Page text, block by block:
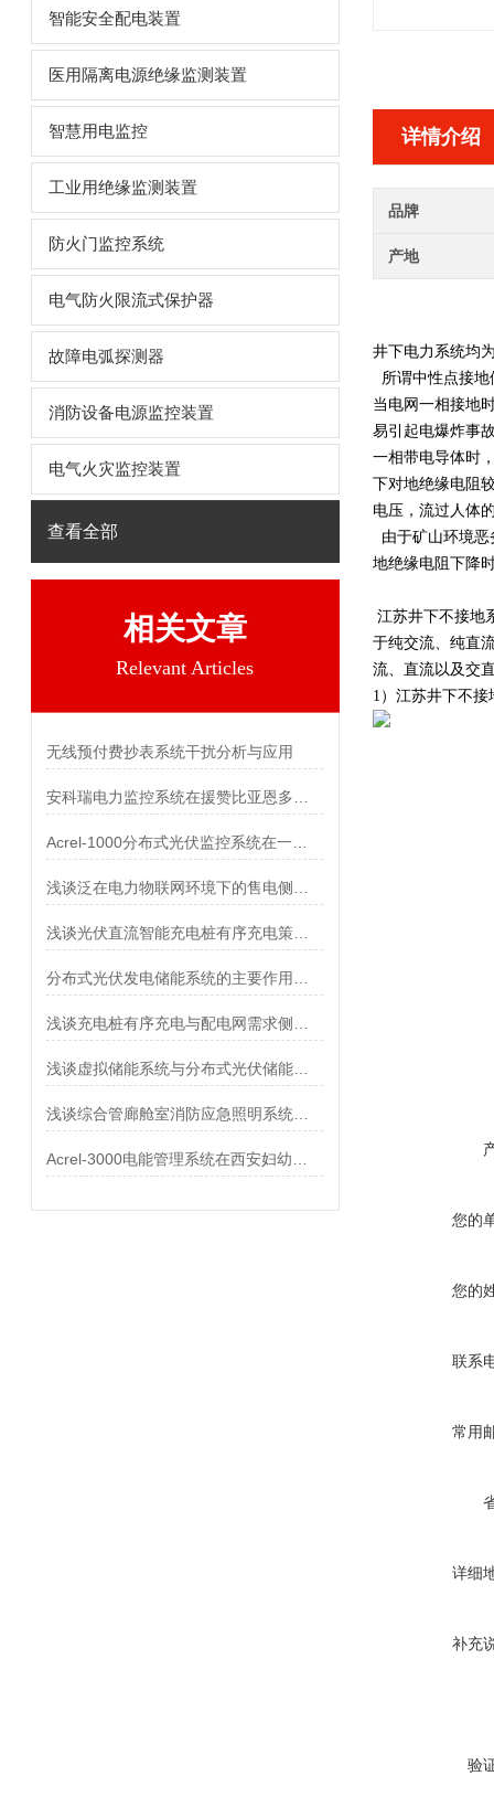
智能安全配电装置
医用隔离电源绝缘监测装置
智慧用电监控
工业用绝缘监测装置
防火门监控系统
电气防火限流式保护器
故障电弧探测器
消防设备电源监控装置
电气火灾监控装置
查看全部
相关文章
Relevant Articles
无线预付费抄表系统干扰分析与应用
详情介绍
品牌
产地
井下电力系统均
所谓中性点接地
当电网一相接地
易引起电爆炸事
一相带电导体时
下对地绝缘电阻
电压，流过人体
由于矿山环境恶
地绝缘电阻下降
江苏井下不接地
于纯交流、纯直
流、直流以及交
1） 江苏井下不接
您的
您的
联系
常用
详细
补充
验